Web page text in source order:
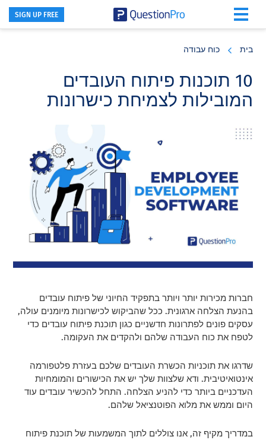
content
sidebar
SIGN UP FREE
בית כוח עבודה
10 תוכנות פיתוח העובדים
המובילות לצמיחת כישרונות
חברות מכירות יותר ויותר בתפקיד החיוני של פיתוח עובדים
בהנעת הצלחה ארגונית. ככל שהביקוש לכישרונות מיומנים עולה,
עסקים פונים לפתרונות חדשניים כגון תוכנת פיתוח עובדים כדי
לטפח את כוח העבודה שלהם ולהקדים את העקומה.
שדרגו את תוכניות הכשרת העובדים שלכם בעזרת פלטפורמה
אינטואיטיבית. ודא שלצוות שלך יש את הכישורים והמומחיות
העדכניים ביותר כדי להניע הצלחה. התחל להכשיר עובדים עוד
היום וממש את מלוא הפוטנציאל שלהם.
במדריך מקיף זה, אנו צוללים לתוך המשמעות של תוכנת פיתוח